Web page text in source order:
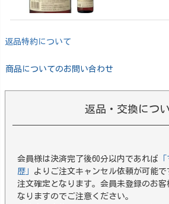
返品特約について
商品についてのお問い合わせ
返品・交換につ
会員様は決済完了後60分以内であれば
歴」 よりご注文キャンセル依頼が可能
注文確定となります。会員未登録のお客
なりますのでご注意ください。